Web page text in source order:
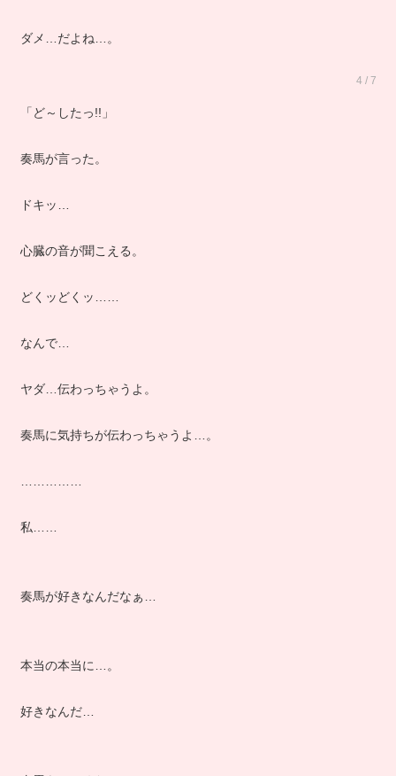
ダメ…だよね…。
4 / 7
「ど～したっ!!」
奏馬が言った。
ドキッ…
心臓の音が聞こえる。
どくッどくッ……
なんで…
ヤダ…伝わっちゃうよ。
奏馬に気持ちが伝わっちゃうよ…。
私……
奏馬が好きなんだなぁ…
本当の本当に…。
好きなんだ…